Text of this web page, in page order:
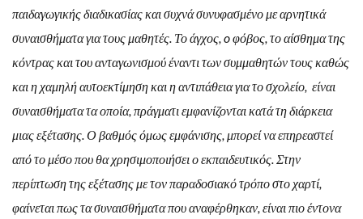
παιδαγωγικής διαδικασίας και συχνά συνυφασμένο με αρνητικά
συναισθήματα για τους μαθητές. Το άγχος, o φόβος, το αίσθημα της
κόντρας και του ανταγωνισμού έναντι των συμμαθητών τους καθώς
και η χαμηλή αυτοεκτίμηση και η αντιπάθεια για το σχολείο, είναι
συναισθήματα τα οποία, πράγματι εμφανίζονται κατά τη διάρκεια
μιας εξέτασης. Ο βαθμός όμως εμφάνισης, μπορεί να επηρεαστεί
από το μέσο που θα χρησιμοποιήσει ο εκπαιδευτικός. Στην
περίπτωση της εξέτασης με τον παραδοσιακό τρόπο στο χαρτί,
φαίνεται πως τα συναισθήματα που αναφέρθηκαν, είναι πιο έντονα